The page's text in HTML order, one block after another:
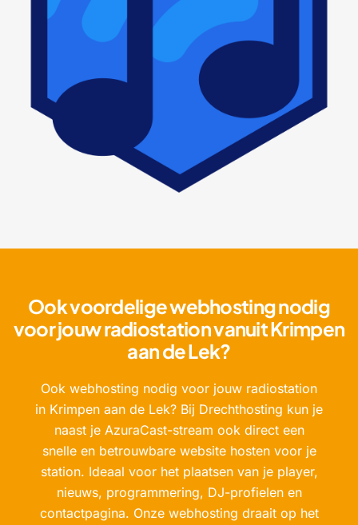
Ook voordelige webhosting nodig
voor jouw radiostation vanuit Krimpen
aan de Lek?
Ook webhosting nodig voor jouw radiostation
in Krimpen aan de Lek? Bij Drechthosting kun je
naast je AzuraCast-stream ook direct een
snelle en betrouwbare website hosten voor je
station. Ideaal voor het plaatsen van je player,
nieuws, programmering, DJ-profielen en
contactpagina. Onze webhosting draait op het